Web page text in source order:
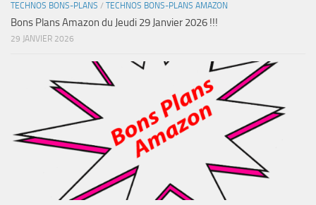
TECHNOS BONS-PLANS / TECHNOS BONS-PLANS AMAZON
Bons Plans Amazon du Jeudi 29 Janvier 2026 !!!
29 JANVIER 2026